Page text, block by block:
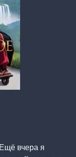
вчера я